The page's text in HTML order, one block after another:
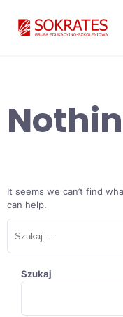
content
It seems we can’t find
can help.
Szukaj:
Szukaj